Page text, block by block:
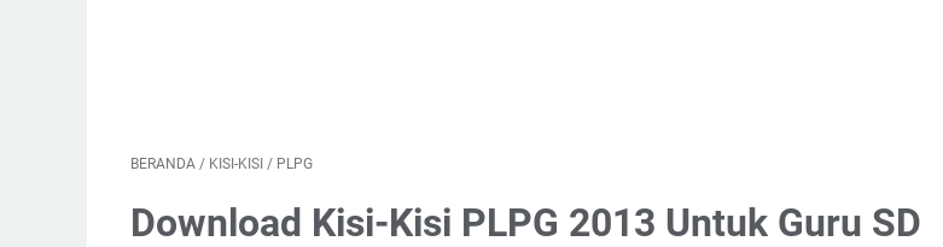
BERANDA / KISI-KISI / PLPG
Download Kisi-Kisi PLPG 2013 Untuk Guru SD